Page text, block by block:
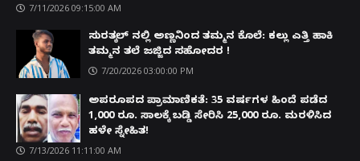
7/11/2026 09:15:00 AM
ಸುರತ್ಕಲ್ ನಲ್ಲಿ ಅಣ್ಣನಿಂದ ತಮ್ಮನ ಕೊಲೆ: ಕಲ್ಲು ಎತ್ತಿ ಹಾಕಿ
ತಮ್ಮನ ತಲೆ ಜಜ್ಜಿದ ಸಹೋದರ !
7/20/2026 03:00:00 PM
ಅಪರೂಪದ ಪ್ರಾಮಾಣಿಕತೆ: 35 ವರ್ಷಗಳ ಹಿಂದೆ ಪಡೆದ
1,000 ರೂ. ಸಾಲಕ್ಕೆ ಬಡ್ಡಿ ಸೇರಿಸಿ 25,000 ರೂ. ಮರಳಿಸಿದ
ಹಳೇ ಸ್ನೇಹಿತ!
7/13/2026 11:11:00 AM